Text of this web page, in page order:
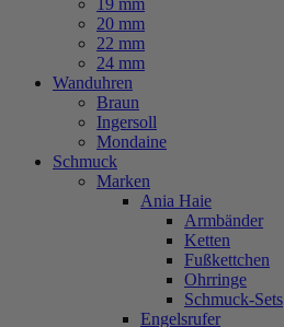
19 mm
20 mm
22 mm
24 mm
Wanduhren
Braun
Ingersoll
Mondaine
Schmuck
Marken
Ania Haie
Armbänder
Ketten
Fußkettchen
Ohrringe
Schmuck-Sets
Engelsrufer